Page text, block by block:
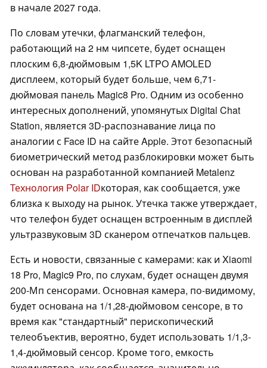
в начале 2027 года.
По словам утечки, флагманский телефон,
работающий на 2 нм чипсете, будет оснащен
плоским 6,8-дюймовым 1,5K LTPO AMOLED
дисплеем, который будет больше, чем 6,71-
дюймовая панель Magic8 Pro. Одним из особенно
интересных дополнений, упомянутых Digital Chat
Station, является 3D-распознавание лица по
аналогии с Face ID на сайте Apple. Этот безопасный
биометрический метод разблокировки может быть
основан на разработанной компанией Metalenz
Технология Polar IDкоторая, как сообщается, уже
близка к выходу на рынок. Утечка также утверждает,
что телефон будет оснащен встроенным в дисплей
ультразвуковым 3D сканером отпечатков пальцев.
Есть и новости, связанные с камерами: как и Xiaomi
18 Pro, Magic9 Pro, по слухам, будет оснащен двумя
200-Мп сенсорами. Основная камера, по-видимому,
будет основана на 1/1,28-дюймовом сенсоре, в то
время как "стандартный" перископический
телеобъектив, вероятно, будет использовать 1/1,3-
1,4-дюймовый сенсор. Кроме того, емкость